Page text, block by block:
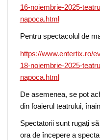
16-noiembrie-2025-
napoca.html
Pentru spectacolul de
https://www.entertix.ro/
18-noiembrie-2025-
napoca.html
De asemenea, se pot
din foaierul teatrului,
Spectatorii sunt rugați
ora de începere a